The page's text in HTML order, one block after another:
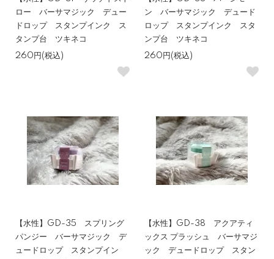
ロー バーサマジック デュー
ドロップ スタンプインク ス
タンプ台 ツキネコ
260円(税込)
ン バーサマジック デュード
ロップ スタンプインク スタ
ンプ台 ツキネコ
260円(税込)
【水性】GD-35 スプリング
パンジー バーサマジック デ
ュードロップ スタンプイン
【水性】GD-38 アクアティ
ックス プラッシュ バーサマジ
ック デュードロップ スタン